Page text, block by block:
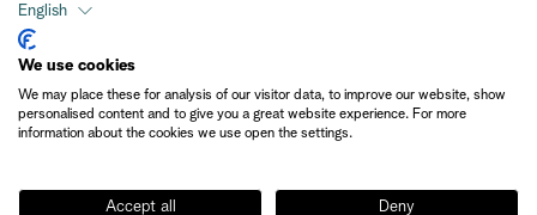
Kontakt
kontakt@gastriklandsbesoksnaring.se
English
We use cookies
We may place these for analysis of our visitor data, to improve our website, show
personalised content and to give you a great website experience. For more
information about the cookies we use open the settings.
Accept all Deny